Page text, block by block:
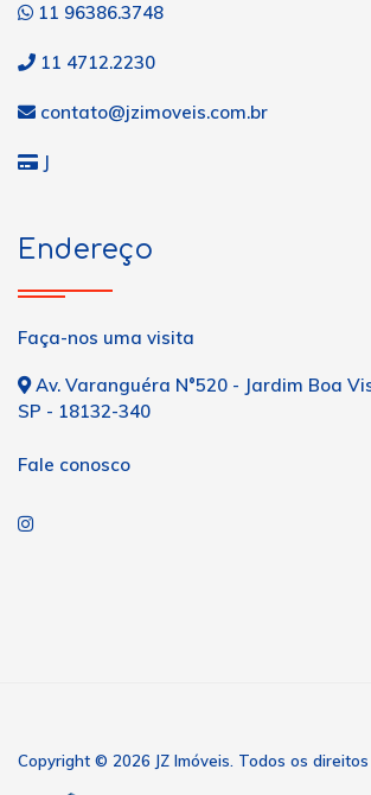
11 96386.3748
11 4712.2230
contato@jzimoveis.com.br
J
Endereço
Faça-nos uma visita
Av. Varanguéra N°520 - Jardim Boa
SP - 18132-340
Fale conosco
Copyright © 2026 JZ Imóveis. Todos os direitos